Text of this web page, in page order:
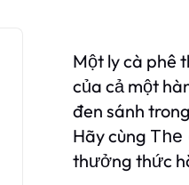
Một ly cà phê
của cả một
đen sánh
Hãy cùng The
thưởng thức